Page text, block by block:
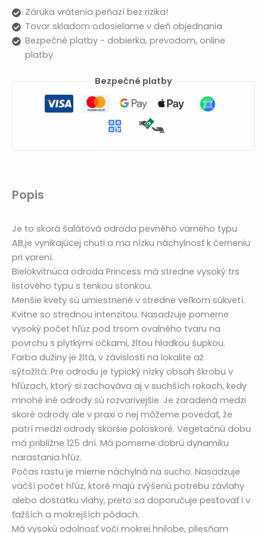
Záruka vrátenia peňazí bez rizika!
Tovar skladom odosielame v deň objednania
Bezpečné platby - dobierka, prevodom, online
platby
Bezpečné platby
Popis
Je to skorá šalátová odroda pevného varného typu
AB,je vynikajúcej chuti a ma nízku náchylnosť k černeniu
pri varení.
Bielokvitnúca odroda Princess má stredne vysoký trs
listového typu s tenkou stonkou.
Menšie kvety sú umiestnené v stredne veľkom súkvetí.
Kvitne so strednou intenzitou. Nasadzuje pomerne
vysoký počet hľúz pod trsom ovalného tvaru na
povrchu s plytkými očkami, žltou hladkou šupkou.
Farba dužiny je žltá, v závislosti na lokalite až
sýtožltá. Pre odrodu je typický nízky obsah škrobu v
hľúzach, ktorý si zachováva aj v suchších rokoch, kedy
mnohé iné odrody sú rozvarivejšie. Je zaradená medzi
skoré odrody ale v praxi o nej môžeme povedať, že
patrí medzi odrody skoršie poloskoré. Vegetačnú dobu
má približne 125 dní. Má pomerne dobrú dynamiku
narastania hľúz.
Počas rastu je mierne náchylná na sucho. Nasadzuje
väčší počet hľúz, ktoré majú zvýšenú potrebu závlahy
alebo dostatku vlahy, preto sa doporučuje pestovať i v
ťažších a mokrejších pôdach.
Má vysokú odolnosť voči mokrej hnilobe, pliesňam